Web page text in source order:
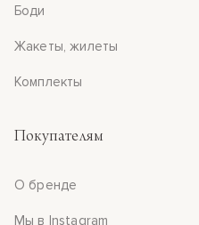
Боди
Жакеты, жилеты
Комплекты
Покупателям
О бренде
Мы в Instagram